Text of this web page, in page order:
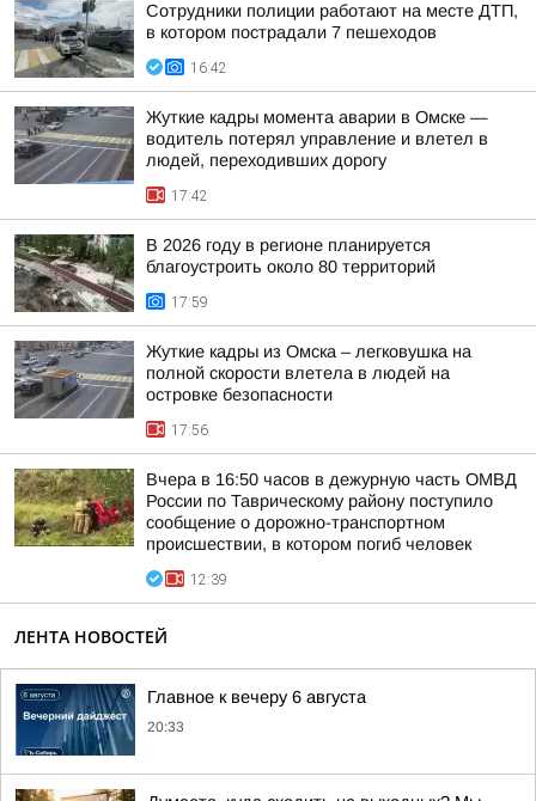
Сотрудники полиции работают на месте ДТП,
в котором пострадали 7 пешеходов
16:42
Жуткие кадры момента аварии в Омске —
водитель потерял управление и влетел в
людей, переходивших дорогу
17:42
В 2026 году в регионе планируется
благоустроить около 80 территорий
17:59
Жуткие кадры из Омска – легковушка на
полной скорости влетела в людей на
островке безопасности
17:56
Вчера в 16:50 часов в дежурную часть ОМВД
России по Таврическому району поступило
сообщение о дорожно-транспортном
происшествии, в котором погиб человек
12:39
ЛЕНТА НОВОСТЕЙ
Главное к вечеру 6 августа
20:33